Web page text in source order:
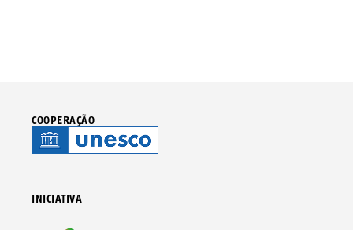
COOPERAÇÃO
INICIATIVA